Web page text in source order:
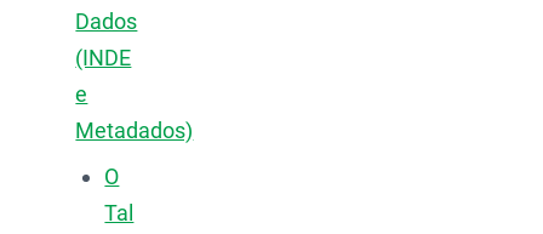
Dados
(INDE
e
Metadados)
O
Tal